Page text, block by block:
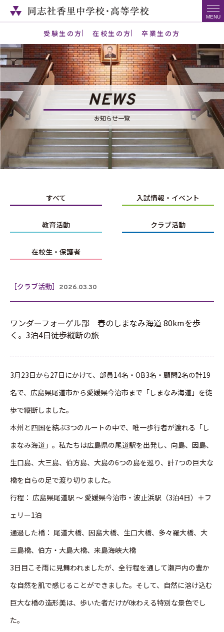
受験生の方 在校生の方 卒業生の方
NEWS
お知らせ一覧
すべて 入試情報・イベント
教育活動 クラブ活動
在校生・保護者
［クラブ活動］ 2026.03.30
ワンダーフォーゲル部 春のしまなみ海道 80kmを歩
く。3泊4日徒歩縦断の旅
3月23日から27日にかけて、部員14名・OB3名・顧問2名の計19
名で、広島県尾道市から愛媛県今治市まで「しまなみ海道」を徒
歩で縦断しました。
本州と四国を結ぶ3つのルートの中で、唯一歩行者が渡れる「し
まなみ海道」。私たちは広島県の尾道駅を出発し、向島、因島、
生口島、大三島、伯方島、大島の6つの島を巡り、計7つの巨大な
橋を自らの足で渡り切りました。
行程： 広島県尾道駅 ～ 愛媛県今治市・波止浜駅（3泊4日）＋フ
ェリー1泊
通過した橋： 尾道大橋、因島大橋、生口大橋、多々羅大橋、大
三島橋、伯方・大島大橋、来島海峡大橋
3日目こそ雨に見舞われましたが、全行程を通して瀬戸内の豊か
な自然を肌で感じることができました。そして、自然に溶け込む
巨大な橋の造形美は、歩いた者だけが味わえる特別な景色でし
た。